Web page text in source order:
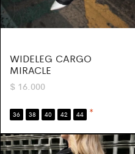
WIDELEG CARGO
MIRACLE
$ 16.000
36 38 40 42 44 *